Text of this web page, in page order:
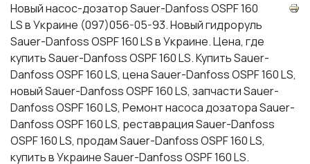
Новый насос-дозатор Sauer-Danfoss OSPF 160
LS в Украине (097)056-05-93. Новый гидроруль
Sauer-Danfoss OSPF 160 LS в Украине. Цена, где
купить Sauer-Danfoss OSPF 160 LS. Купить Sauer-
Danfoss OSPF 160 LS, цена Sauer-Danfoss OSPF 160 LS,
новый Sauer-Danfoss OSPF 160 LS, запчасти Sauer-
Danfoss OSPF 160 LS, Ремонт насоса дозатора Sauer-
Danfoss OSPF 160 LS, реставрация Sauer-Danfoss
OSPF 160 LS, продам Sauer-Danfoss OSPF 160 LS,
купить в Украине Sauer-Danfoss OSPF 160 LS.